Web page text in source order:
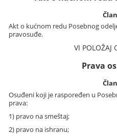
Akt o kućnom redu Posebnog
pravosuđe.
VI POLOŽAJ
Prava
Osuđeni koji je raspoređen u
prava:
1) pravo na smeštaj;
2) pravo na ishranu;